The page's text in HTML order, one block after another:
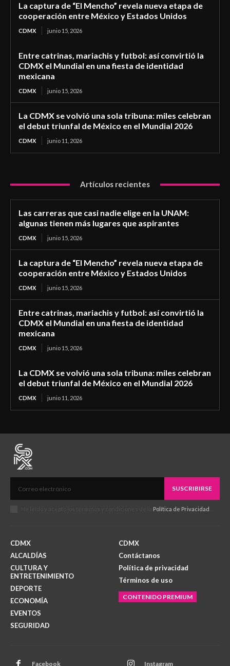
La captura de “El Mencho” revela nueva etapa de
cooperación entre México y Estados Unidos
CDMX junio 15, 2026
Entre catrinas, mariachis y futbol: así convirtió la
CDMX el Mundial en una fiesta de identidad
mexicana
CDMX junio 15, 2026
La CDMX se volvió una sola tribuna: miles celebran
el debut triunfal de México en el Mundial 2026
CDMX junio 11, 2026
Artículos recientes
Las carreras que casi nadie elige en la UNAM:
algunas tienen más lugares que aspirantes
CDMX junio 15, 2026
La captura de “El Mencho” revela nueva etapa de
cooperación entre México y Estados Unidos
CDMX junio 15, 2026
Entre catrinas, mariachis y futbol: así convirtió la
CDMX el Mundial en una fiesta de identidad
mexicana
CDMX junio 15, 2026
La CDMX se volvió una sola tribuna: miles celebran
el debut triunfal de México en el Mundial 2026
CDMX junio 11, 2026
SUSCRIBIRSE
Política de Privacidad
CDMX
ALCALDÍAS
CULTURA Y
ENTRETENIMIENTO
DEPORTE
ECONOMÍA
EVENTOS
SEGURIDAD
CDMX
Contáctanos
Política de privacidad
Términos de uso
CONTENIDO PREMIUM
Facebook Instagram